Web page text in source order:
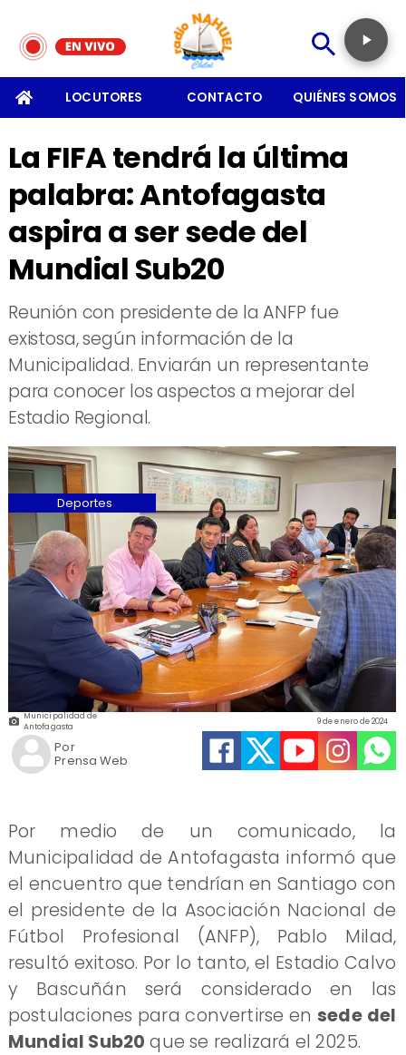
LOCUTORES CONTACTO QUIÉNES SOMOS
La FIFA tendrá la última
palabra: Antofagasta
aspira a ser sede del
Mundial Sub20
Reunión con presidente de la ANFP fue
existosa, según información de la
Municipalidad. Enviarán un representante
para conocer los aspectos a mejorar del
Estadio Regional.
Municipalidad de
Antofagasta
Prensa Web
9 de enero de 2024
Deportes
Por
Por medio de un comunicado, la
Municipalidad de Antofagasta informó que
el encuentro que tendrían en Santiago con
el presidente de la Asociación Nacional de
Fútbol Profesional (ANFP), Pablo Milad,
resultó exitoso. Por lo tanto, el Estadio Calvo
y Bascuñán será considerado en las
postulaciones para convertirse ensede del
Mundial Sub20 que se realizará el 2025.